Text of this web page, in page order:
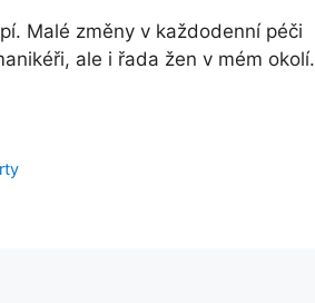
Malé změny v každodenní péči
ale i řada žen v mém okolí.